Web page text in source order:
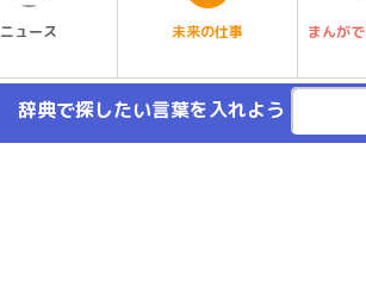
ニュース 未来の仕事
まんが
辞典で探したい言葉を入れよう